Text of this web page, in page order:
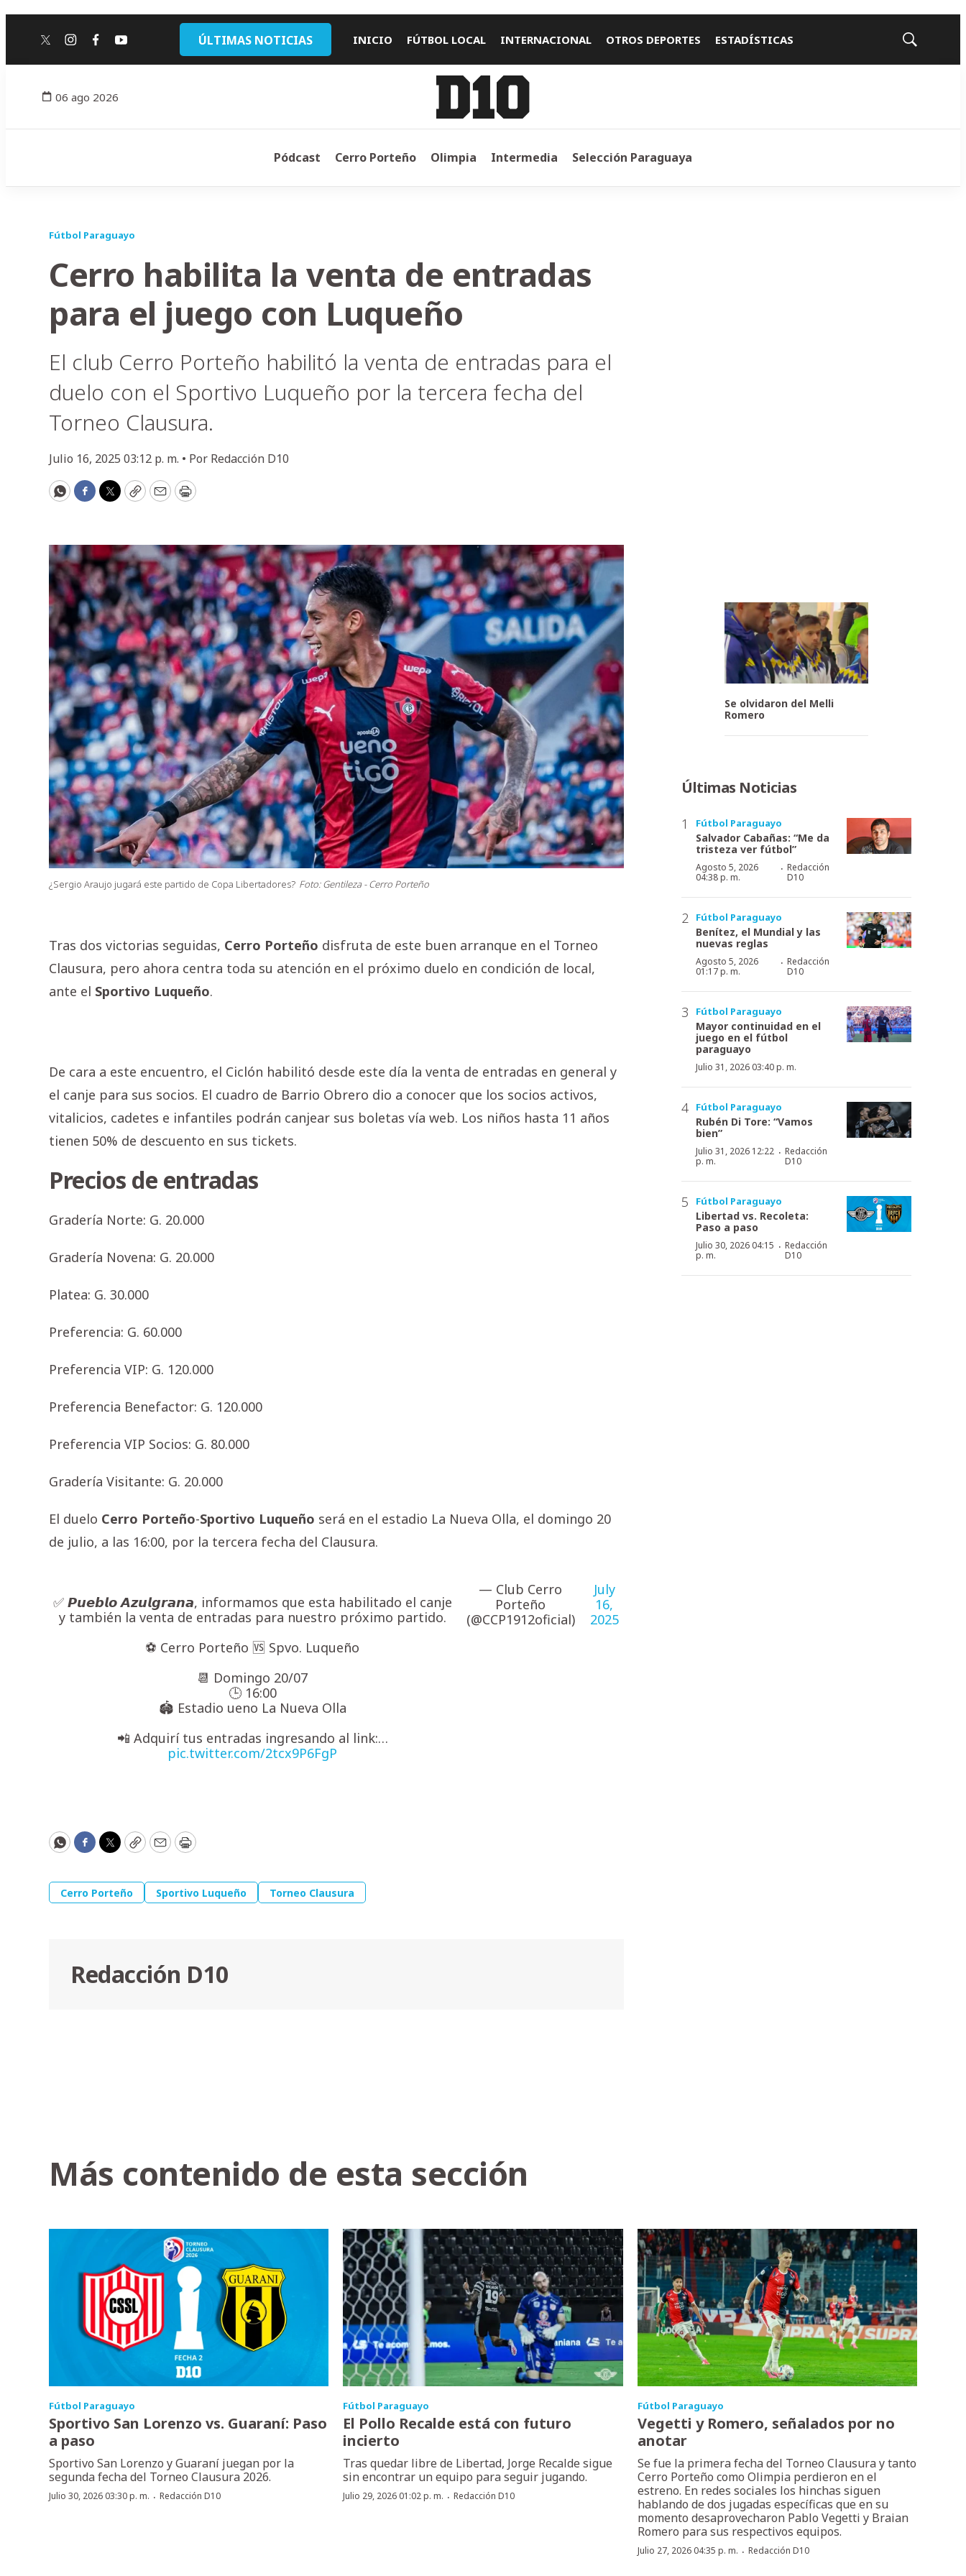
twitterinstagram
facebook
youtube ÚLTIMAS NOTICIAS INICIO FÚTBOL LOCAL INTERNACIONAL OTROS DEPORTES ESTADÍSTICAS
Mostrar
06 ago 2026
Pódcast Cerro Porteño Olimpia Intermedia Selección Paraguaya
Fútbol Paraguayo
Cerro habilita la venta de entradas
para el juego con Luqueño
El club Cerro Porteño habilitó la venta de entradas para el
duelo con el Sportivo Luqueño por la tercera fecha del
Torneo Clausura.
Julio 16, 2025 03:12 p. m. • Por Redacción D10
WhatsApp
Facebook
Twitter
CopyEmailPrint
¿Sergio Araujo jugará este partido de Copa Libertadores? Foto: Gentileza - Cerro Porteño
Tras dos victorias seguidas, Cerro Porteño disfruta de este buen arranque en el Torneo
Clausura, pero ahora centra toda su atención en el próximo duelo en condición de local,
ante el Sportivo Luqueño.
De cara a este encuentro, el Ciclón habilitó desde este día la venta de entradas en general y
el canje para sus socios. El cuadro de Barrio Obrero dio a conocer que los socios activos,
vitalicios, cadetes e infantiles podrán canjear sus boletas vía web. Los niños hasta 11 años
tienen 50% de descuento en sus tickets.
Precios de entradas
Gradería Norte: G. 20.000
Gradería Novena: G. 20.000
Platea: G. 30.000
Preferencia: G. 60.000
Preferencia VIP: G. 120.000
Preferencia Benefactor: G. 120.000
Preferencia VIP Socios: G. 80.000
Gradería Visitante: G. 20.000
El duelo Cerro Porteño-Sportivo Luqueño será en el estadio La Nueva Olla, el domingo 20
de julio, a las 16:00, por la tercera fecha del Clausura.
✅ 𝙋𝙪𝙚𝙗𝙡𝙤 𝘼𝙯𝙪𝙡𝙜𝙧𝙖𝙣𝙖, informamos que esta habilitado el canje
y también la venta de entradas para nuestro próximo partido.
⚽ Cerro Porteño 🆚 Spvo. Luqueño
📆 Domingo 20/07
🕒 16:00
🏟️ Estadio ueno La Nueva Olla
📲 Adquirí tus entradas ingresando al link:…
pic.twitter.com/2tcx9P6FgP
— Club Cerro
Porteño
(@CCP1912oficial)
July
16,
2025
WhatsApp
Facebook
Twitter
CopyEmailPrint
Cerro Porteño Sportivo Luqueño Torneo Clausura
Redacción D10
Se olvidaron del Melli
Romero
Últimas Noticias
Fútbol Paraguayo
Salvador Cabañas: “Me da
tristeza ver fútbol”
Agosto 5, 2026
04:38 p. m.
· Redacción
D10
Fútbol Paraguayo
Benítez, el Mundial y las
nuevas reglas
Agosto 5, 2026
01:17 p. m.
· Redacción
D10
Fútbol Paraguayo
Mayor continuidad en el
juego en el fútbol
paraguayo
Julio 31, 2026 03:40 p. m.
Fútbol Paraguayo
Rubén Di Tore: “Vamos
bien”
Julio 31, 2026 12:22
p. m.
· Redacción
D10
Fútbol Paraguayo
Libertad vs. Recoleta:
Paso a paso
Julio 30, 2026 04:15
p. m.
· Redacción
D10
Más contenido de esta sección
Fútbol Paraguayo
Sportivo San Lorenzo vs. Guaraní: Paso
a paso
Sportivo San Lorenzo y Guaraní juegan por la
segunda fecha del Torneo Clausura 2026.
Julio 30, 2026 03:30 p. m. · Redacción D10
Fútbol Paraguayo
El Pollo Recalde está con futuro
incierto
Tras quedar libre de Libertad, Jorge Recalde sigue
sin encontrar un equipo para seguir jugando.
Julio 29, 2026 01:02 p. m. ·Redacción D10
Fútbol Paraguayo
Vegetti y Romero, señalados por no
anotar
Se fue la primera fecha del Torneo Clausura y tanto
Cerro Porteño como Olimpia perdieron en el
estreno. En redes sociales los hinchas siguen
hablando de dos jugadas específicas que en su
momento desaprovecharon Pablo Vegetti y Braian
Romero para sus respectivos equipos.
Julio 27, 2026 04:35 p. m. · Redacción D10